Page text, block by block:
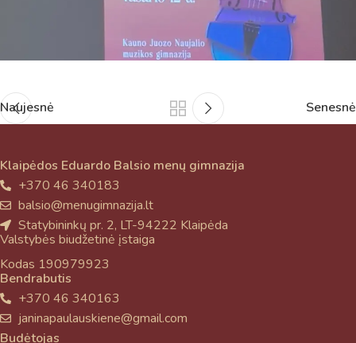
Naujesnė Senesnė
Klaipėdos Eduardo Balsio menų gimnazija
+370 46 340183
balsio@menugimnazija.lt
Statybininkų pr. 2, LT-94222 Klaipėda
Valstybės biudžetinė įstaiga
Kodas 190979923
Bendrabutis
+370 46 340163
janinapaulauskiene@gmail.com
Budėtojas